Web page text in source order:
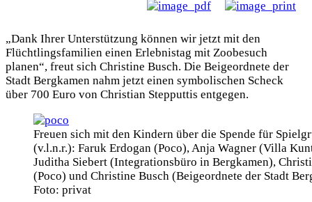
„Dank Ihrer Unterstützung können wir jetzt mit den
Flüchtlingsfamilien einen Erlebnistag mit Zoobesuch
planen“, freut sich Christine Busch. Die Beigeordnete der
Stadt Bergkamen nahm jetzt einen symbolischen Scheck
über 700 Euro von Christian Stepputtis entgegen.
Freuen sich mit den Kindern über die Spende für
(v.l.n.r.): Faruk Erdogan (Poco), Anja Wagner (Villa
Juditha Siebert (Integrationsbüro in Bergkamen),
(Poco) und Christine Busch (Beigeordnete der Stadt
Foto: privat